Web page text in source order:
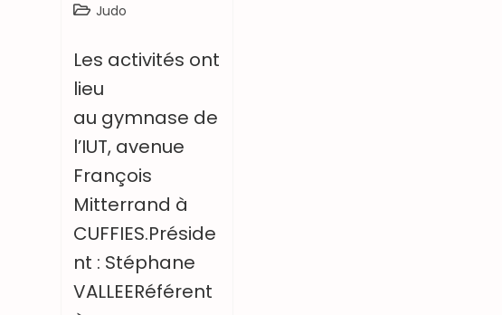
Judo
Les activités ont
lieu
au gymnase de
l’IUT, avenue
François
Mitterrand à
CUFFIES.Préside
nt : Stéphane
VALLEERéférent